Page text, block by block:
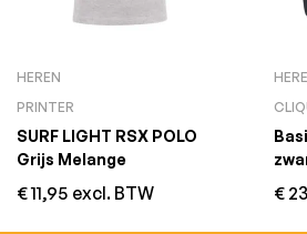
HEREN
PRINTER
SURF LIGHT RSX POLO
Grijs Melange
€11,95 excl. BTW €